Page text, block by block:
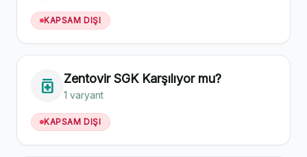
KAPSAM DIŞI
medication Zentovir SGK Karşılıyor mu?
1 varyant
KAPSAM DIŞI